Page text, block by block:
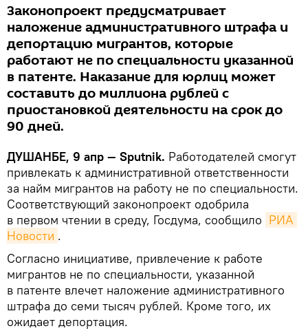
Законопроект предусматривает
наложение административного штрафа и
депортацию мигрантов, которые
работают не по специальности указанной
в патенте. Наказание для юрлиц может
составить до миллиона рублей с
приостановкой деятельности на срок до
90 дней.
ДУШАНБЕ, 9 апр — Sputnik. Работодателей смогут
привлекать к административной ответственности
за найм мигрантов на работу не по специальности.
Соответствующий законопроект одобрила
в первом чтении в среду, Госдума, сообщило РИА
Новости .
Согласно инициативе, привлечение к работе
мигрантов не по специальности, указанной
в патенте влечет наложение административного
штрафа до семи тысяч рублей. Кроме того, их
ожидает депортация.